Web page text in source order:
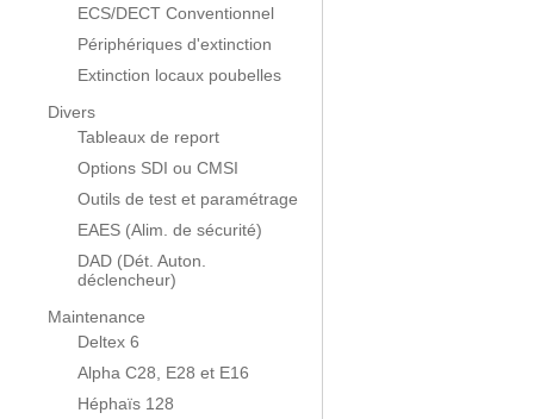
ECS/DECT Conventionnel
Périphériques d'extinction
Extinction locaux poubelles
Divers
Tableaux de report
Options SDI ou CMSI
Outils de test et paramétrage
EAES (Alim. de sécurité)
DAD (Dét. Auton.
déclencheur)
Maintenance
Deltex 6
Alpha C28, E28 et E16
Héphaïs 128